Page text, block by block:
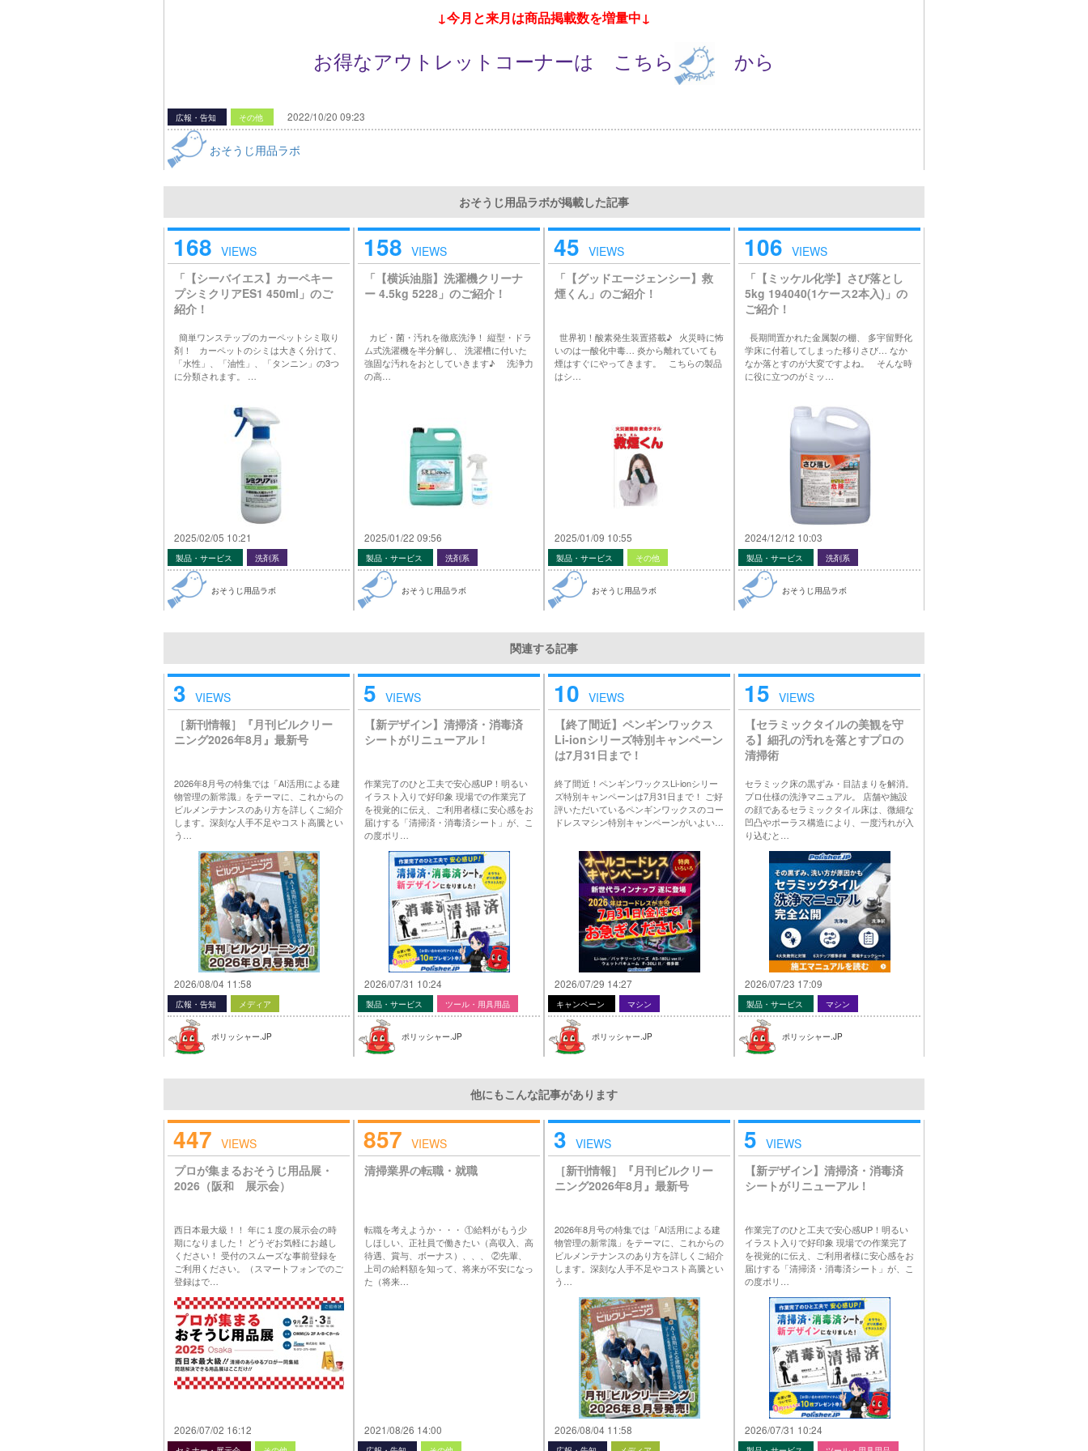
↓今月と来月は商品掲載数を増量中↓
お得なアウトレットコーナーは こちら から
広報・告知 その他 2022/10/20 09:23
おそうじ用品ラボ
おそうじ用品ラボが掲載した記事
168 VIEWS
「【シーバイエス】カーペキー
プシミクリアES1 450ml」のご
紹介！
簡単ワンステップのカーペットシミ取り
剤！ カーペットのシミは大きく分けて、
「水性」、「油性」、「タンニン」の3つ
に分類されます。 …
2025/02/05 10:21
製品・サービス 洗剤系
おそうじ用品ラボ
158 VIEWS
「【横浜油脂】洗濯機クリーナ
ー 4.5kg 5228」のご紹介！
カビ・菌・汚れを徹底洗浄！ 縦型・ドラ
ム式洗濯機を半分解し、 洗濯槽に付いた
強固な汚れをおとしていきます♪ 洗浄力
の高…
2025/01/22 09:56
製品・サービス 洗剤系
おそうじ用品ラボ
45 VIEWS
「【グッドエージェンシー】救
煙くん」のご紹介！
世界初！酸素発生装置搭載♪ 火災時に怖
いのは一酸化中毒… 炎から離れていても
煙はすぐにやってきます。 こちらの製品
はシ…
2025/01/09 10:55
製品・サービス その他
おそうじ用品ラボ
106 VIEWS
「【ミッケル化学】さび落とし
5kg 194040(1ケース2本入)」の
ご紹介！
長期間置かれた金属製の棚、 多宇留野化
学床に付着してしまった移りさび… なか
なか落とすのが大変ですよね。 そんな時
に役に立つのがミッ…
2024/12/12 10:03
製品・サービス 洗剤系
おそうじ用品ラボ
関連する記事
3 VIEWS
［新刊情報］『月刊ビルクリー
ニング2026年8月』最新号
2026年8月号の特集では「AI活用による建
物管理の新常識」をテーマに、これからの
ビルメンテナンスのあり方を詳しくご紹介
します。深刻な人手不足やコスト高騰とい
う…
2026/08/04 11:58
広報・告知 メディア
ポリッシャー.JP
5 VIEWS
【新デザイン】清掃済・消毒済
シートがリニューアル！
作業完了のひと工夫で安心感UP！明るい
イラスト入りで好印象 現場での作業完了
を視覚的に伝え、ご利用者様に安心感をお
届けする「清掃済・消毒済シート」が、こ
の度ポリ…
2026/07/31 10:24
製品・サービス ツール・用具用品
ポリッシャー.JP
10 VIEWS
【終了間近】ペンギンワックス
Li-ionシリーズ特別キャンペーン
は7月31日まで！
終了間近！ペンギンワックスLi-ionシリー
ズ特別キャンペーンは7月31日まで！ ご好
評いただいているペンギンワックスのコー
ドレスマシン特別キャンペーンがいよい…
2026/07/29 14:27
キャンペーン マシン
ポリッシャー.JP
15 VIEWS
【セラミックタイルの美観を守
る】細孔の汚れを落とすプロの
清掃術
セラミック床の黒ずみ・目詰まりを解消。
プロ仕様の洗浄マニュアル。 店舗や施設
の顔であるセラミックタイル床は、微細な
凹凸やポーラス構造により、一度汚れが入
り込むと…
2026/07/23 17:09
製品・サービス マシン
ポリッシャー.JP
他にもこんな記事があります
447 VIEWS
プロが集まるおそうじ用品展・
2026（阪和 展示会）
西日本最大級！！ 年に１度の展示会の時
期になりました！ どうぞお気軽にお越し
ください！ 受付のスムーズな事前登録を
ご利用ください。（スマートフォンでのご
登録はで…
2026/07/02 16:12
857 VIEWS
清掃業界の転職・就職
転職を考えようか・・・ ①給料がもう少
しほしい、正社員で働きたい（高収入、高
待遇、賞与、ボーナス）、、、 ②先輩、
上司の給料額を知って、将来が不安になっ
た（将来…
2021/08/26 14:00
3 VIEWS
［新刊情報］『月刊ビルクリー
ニング2026年8月』最新号
2026年8月号の特集では「AI活用による建
物管理の新常識」をテーマに、これからの
ビルメンテナンスのあり方を詳しくご紹介
します。深刻な人手不足やコスト高騰とい
う…
2026/08/04 11:58
5 VIEWS
【新デザイン】清掃済・消毒済
シートがリニューアル！
作業完了のひと工夫で安心感UP！明るい
イラスト入りで好印象 現場での作業完了
を視覚的に伝え、ご利用者様に安心感をお
届けする「清掃済・消毒済シート」が、こ
の度ポリ…
2026/07/31 10:24